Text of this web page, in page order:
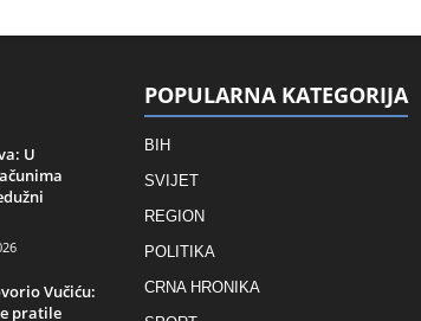
U
Vučiću:
pratile
POPULARNA KATEGORIJA
BIH
SVIJET
REGION
POLITIKA
CRNA HRONIKA